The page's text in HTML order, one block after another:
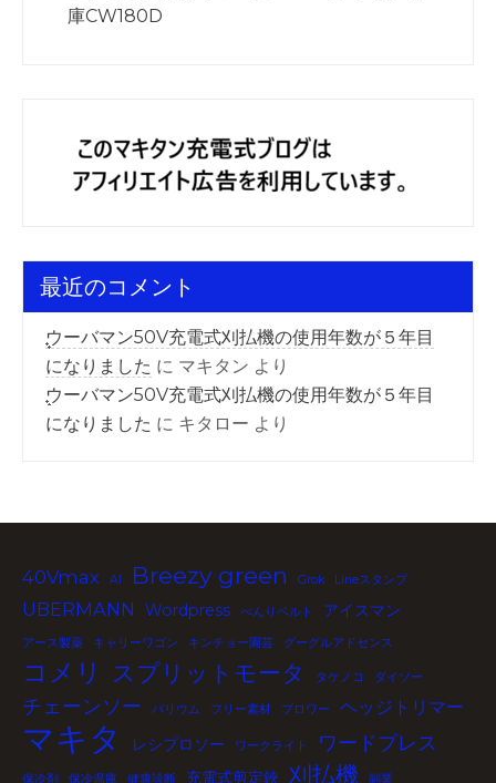
庫CW180D
最近のコメント
ウーバマン50V充電式刈払機の使用年数が５年目
になりました に マキタン より
ウーバマン50V充電式刈払機の使用年数が５年目
になりました に キタロー より
40Vmax AI Breezy green Grok Lineスタンプ
UBERMANN Wordpress べんりベルト アイスマン
アース製薬 キャリーワゴン キンチョー園芸 グーグルアドセンス
コメリ スプリットモータ タケノコ ダイソー
チェーンソー バリウム フリー素材 ブロワー ヘッジトリマー
マキタ レシプロソー ワークライト ワードプレス
保冷剤 保冷温庫 健康診断 充電式剪定鋏 刈払機 副業